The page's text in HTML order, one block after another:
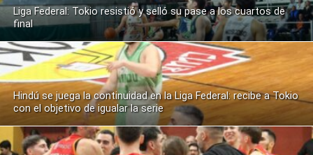
Liga Federal: Tokio resistió y selló su pase a los cuartos de
final
Hindú se juega la continuidad en la Liga Federal: recibe a Tokio
con el objetivo de igualar la serie